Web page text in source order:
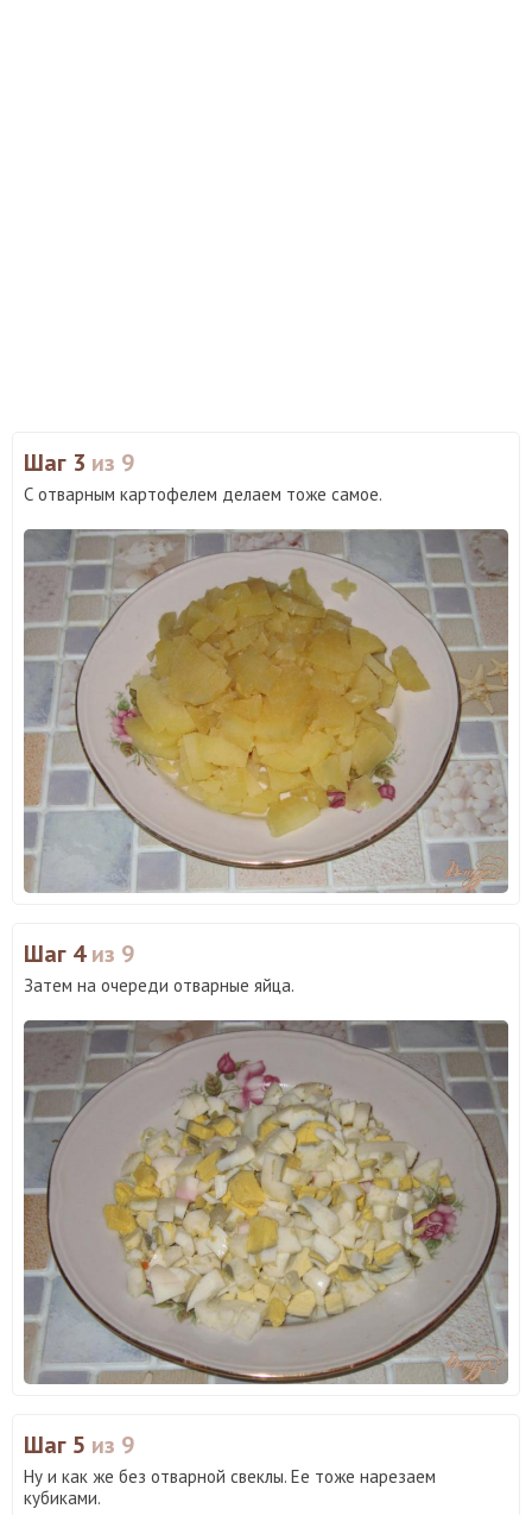
Шаг 3 из 9
С отварным картофелем делаем тоже самое.
Шаг 4из 9
Затем на очереди отварные яйца.
Шаг 5 из 9
Ну и как же без отварной свеклы. Ее тоже нарезаем
кубиками.